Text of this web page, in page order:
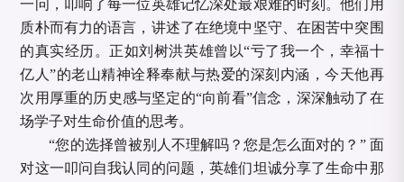
一问，叩响了每一位英雄记忆深处最艰难的时刻。他们用
质朴而有力的语言，讲述了在绝境中坚守、在困苦中突围
的真实经历。正如刘树洪英雄曾以“亏了我一个，幸福十
亿人”的老山精神诠释奉献与热爱的深刻内涵，今天他再
次用厚重的历史感与坚定的“向前看”信念，深深触动了在
场学子对生命价值的思考。
“您的选择曾被别人不理解吗？您是怎么面对的？” 面
对这一叩问自我认同的问题，英雄们坦诚分享了生命中那